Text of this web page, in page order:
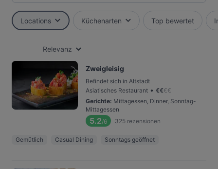
Locations Küchenarten Top bewertet
Relevanz
Zweigleisig
Befindet sich in Altstadt
Asiatisches Restaurant • €€€€
Gerichte: Mittagessen, Dinner, Sonntag-
Mittagessen
5.2/6 325 rezensionen
Gemütlich Casual Dining Sonntags geöffnet